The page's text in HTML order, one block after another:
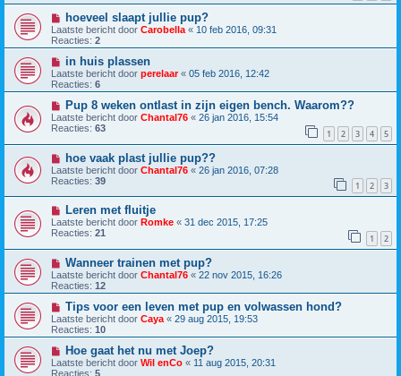
hoeveel slaapt jullie pup?
Laatste bericht door Carobella « 10 feb 2016, 09:31
Reacties: 2
in huis plassen
Laatste bericht door perelaar« 05 feb 2016, 12:42
Reacties: 6
Pup 8 weken ontlast in zijn eigen bench. Waarom??
Laatste bericht door Chantal76 « 26 jan 2016, 15:54
Reacties: 63 1 2 3 4 5
hoe vaak plast jullie pup??
Laatste bericht door Chantal76 « 26 jan 2016, 07:28
Reacties: 39 1 2 3
Leren met fluitje
Laatste bericht door Romke « 31 dec 2015, 17:25
Reacties: 21 1 2
Wanneer trainen met pup?
Laatste bericht door Chantal76 « 22 nov 2015, 16:26
Reacties: 12
Tips voor een leven met pup en volwassen hond?
Laatste bericht door Caya « 29 aug 2015, 19:53
Reacties: 10
Hoe gaat het nu met Joep?
Laatste bericht door Wil enCo « 11 aug 2015, 20:31
Reacties: 5